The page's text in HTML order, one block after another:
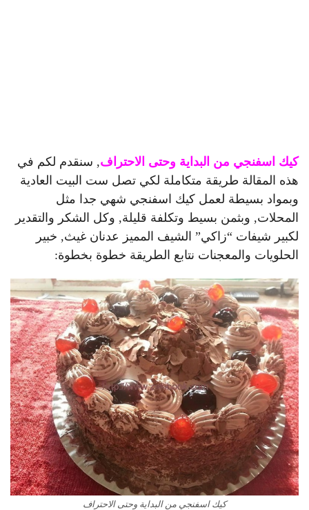
كيك اسفنجي من البداية وحتى الاحتراف, سنقدم لكم في
هذه المقالة طريقة متكاملة لكي تصل ست البيت العادية
وبمواد بسيطة لعمل كيك اسفنجي شهي جدا مثل
المحلات, وبثمن بسيط وتكلفة قليلة, وكل الشكر والتقدير
لكبير شيفات “زاكي” الشيف المميز عدنان غيث, خبير
الحلويات والمعجنات نتابع الطريقة خطوة بخطوة:
كيك اسفنجي من البداية وحتى الاحتراف